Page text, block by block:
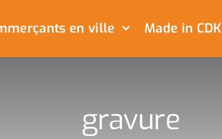
en ville Made in CDK
gravure